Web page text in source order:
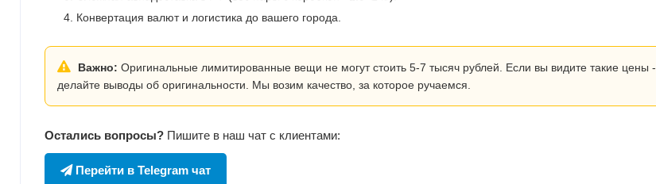
Конвертация валют и логистика до вашего города.
Важно: Оригинальные лимитированные вещи не могут стоить 5-7 тысяч рублей. Если вы видите такие цены -
делайте выводы об оригинальности. Мы возим качество, за которое ручаемся.
Остались вопросы? Пишите в наш чат с клиентами:
Перейти в Telegram чат